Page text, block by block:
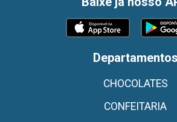
Departamentos
CHOCOLATES
CONFEITARIA